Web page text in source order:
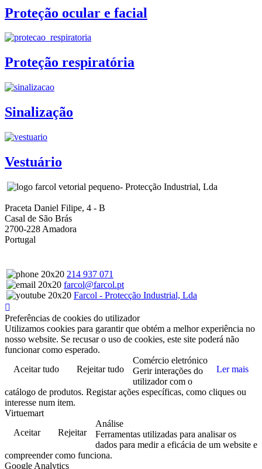
Proteção ocular e facial
Proteção respiratória
Sinalização
Vestuário
- Protecção Industrial, Lda
Praceta Daniel Filipe, 4 - B
Casal de São Brás
2700-228 Amadora
Portugal
214 937 071
farcol@farcol.pt
Farcol - Protecção Industrial, Lda
Preferências de cookies do utilizador
Utilizamos cookies para garantir que obtém a melhor experiência no
nosso website. Se recusar o uso de cookies, este site poderá não
funcionar como esperado.
Aceitar tudo
Rejeitar tudo Ler mais
Comércio eletrónico
Gerir interações do
utilizador com o
catálogo de produtos. Registar ações específicas, como cliques ou
interesse num item.
Virtuemart
Aceitar
Rejeitar
Análise
Ferramentas utilizadas para analisar os
dados para medir a eficácia de um website e
compreender como funciona.
Google Analytics